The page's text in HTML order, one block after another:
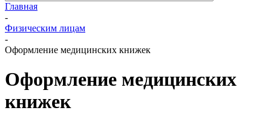
Главная
-
Физическим лицам
-
Оформление медицинских книжек
Оформление медицинских
книжек